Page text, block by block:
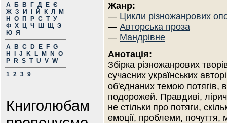
А Б В Г Д Е Є
Ж З И Й К Л
М
Н
О П Р С Т У
Ф Х Ц Ч Ш Щ Э
Ю Я
A
B C D E F G
H
J K L M N
O
P
R S T U V W
1 2 3 9
Книголюбам
Жанр:
— Цикли різножанрових
— Авторська проза
— Мандрівне
Анотація:
Збірка різножанрових
сучасних українських
об'єднаних темою потягів,
подорожей. Правдиві,
не стільки про потяги,
емоції, проблеми, почуття,